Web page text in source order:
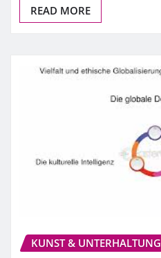
READ MORE
KUNST & UNTERHALTUNG